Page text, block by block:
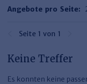
Haufe TVöD/TV-L
Angebote pro Seite:
Seite 1 von 1
Keine Treffer
Es konnten keine